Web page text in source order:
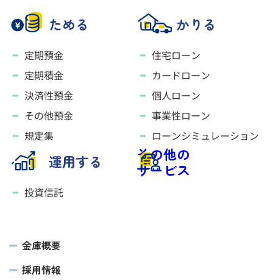
ためる
定期預金
定期積金
決済性預金
その他預金
規定集
かりる
住宅ローン
カードローン
個人ローン
事業性ローン
ローンシミュレーション
運用する
投資信託
その他の
サービス
金庫概要
採用情報